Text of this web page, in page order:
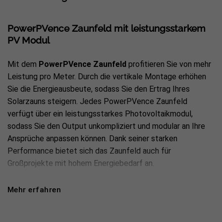
PowerPVence Zaunfeld mit leistungsstarkem
PV Modul
Mit dem PowerPVence Zaunfeld profitieren Sie von mehr
Leistung pro Meter. Durch die vertikale Montage erhöhen
Sie die Energieausbeute, sodass Sie den Ertrag Ihres
Solarzauns steigern. Jedes PowerPVence Zaunfeld
verfügt über ein leistungsstarkes Photovoltaikmodul,
sodass Sie den Output unkompliziert und modular an Ihre
Ansprüche anpassen können. Dank seiner starken
Performance bietet sich das Zaunfeld auch für
Großprojekte mit hohem Energiebedarf an.
Lieferumfang des FlexPVence Zaunfelds
Mehr erfahren